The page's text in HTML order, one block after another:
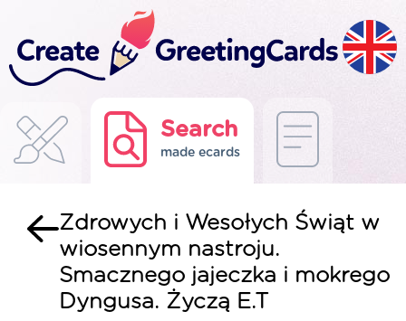
Search
made ecards
Zdrowych i Wesołych Świąt w
wiosennym nastroju.
Smacznego jajeczka i mokrego
Dyngusa. Życzą E.T